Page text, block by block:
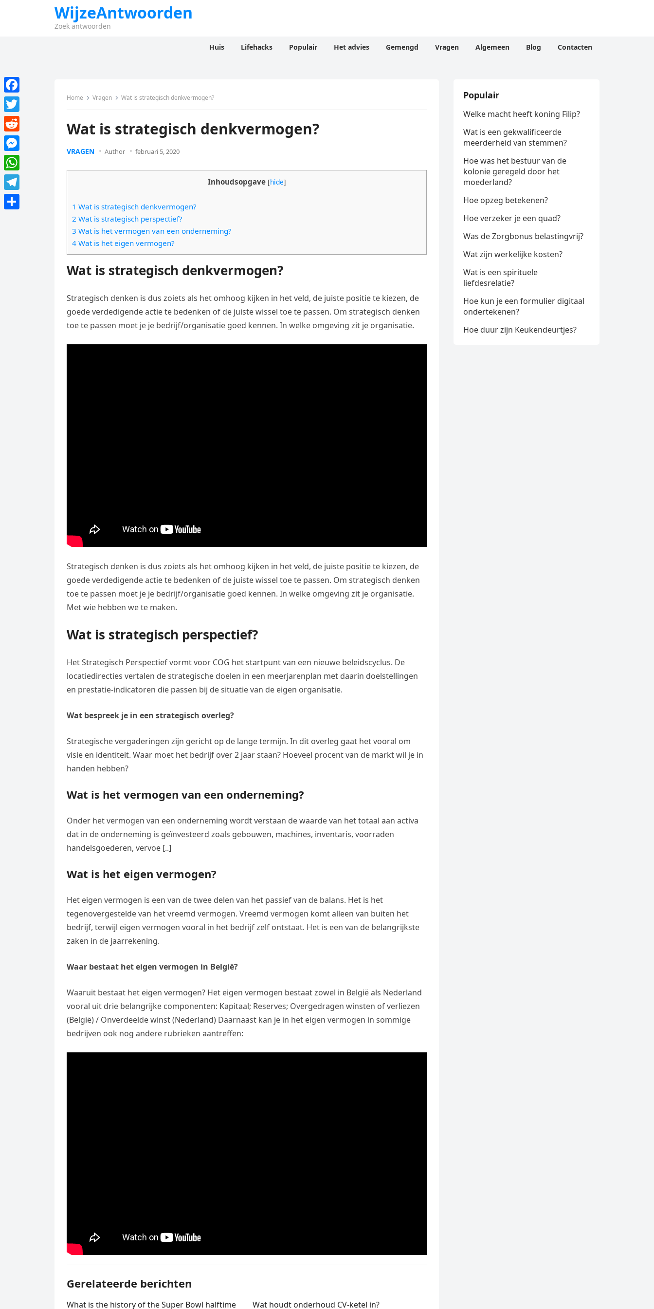
WijzeAntwoorden
Zoek antwoorden
Huis Lifehacks Populair Het advies Gemengd Vragen Algemeen Blog Contacten
Home Vragen Wat is strategisch denkvermogen?
Wat is strategisch denkvermogen?
VRAGEN Author februari 5, 2020
Inhoudsopgave [hide]
1 Wat is strategisch denkvermogen?
2 Wat is strategisch perspectief?
3 Wat is het vermogen van een onderneming?
4 Wat is het eigen vermogen?
Wat is strategisch denkvermogen?
Strategisch denken is dus zoiets als het omhoog kijken in het veld, de juiste positie te kiezen, de
goede verdedigende actie te bedenken of de juiste wissel toe te passen. Om strategisch denken
toe te passen moet je je bedrijf/organisatie goed kennen. In welke omgeving zit je organisatie.
Strategisch denken is dus zoiets als het omhoog kijken in het veld, de juiste positie te kiezen, de
goede verdedigende actie te bedenken of de juiste wissel toe te passen. Om strategisch denken
toe te passen moet je je bedrijf/organisatie goed kennen. In welke omgeving zit je organisatie.
Met wie hebben we te maken.
Wat is strategisch perspectief?
Het Strategisch Perspectief vormt voor COG het startpunt van een nieuwe beleidscyclus. De
locatiedirecties vertalen de strategische doelen in een meerjarenplan met daarin doelstellingen
en prestatie-indicatoren die passen bij de situatie van de eigen organisatie.
Wat bespreek je in een strategisch overleg?
Strategische vergaderingen zijn gericht op de lange termijn. In dit overleg gaat het vooral om
visie en identiteit. Waar moet het bedrijf over 2 jaar staan? Hoeveel procent van de markt wil je in
handen hebben?
Wat is het vermogen van een onderneming?
Onder het vermogen van een onderneming wordt verstaan de waarde van het totaal aan activa
dat in de onderneming is geïnvesteerd zoals gebouwen, machines, inventaris, voorraden
handelsgoederen, vervoe [..]
Wat is het eigen vermogen?
Het eigen vermogen is een van de twee delen van het passief van de balans. Het is het
tegenovergestelde van het vreemd vermogen. Vreemd vermogen komt alleen van buiten het
bedrijf, terwijl eigen vermogen vooral in het bedrijf zelf ontstaat. Het is een van de belangrijkste
zaken in de jaarrekening.
Waar bestaat het eigen vermogen in België?
Waaruit bestaat het eigen vermogen? Het eigen vermogen bestaat zowel in België als Nederland
vooral uit drie belangrijke componenten: Kapitaal; Reserves; Overgedragen winsten of verliezen
(België) / Onverdeelde winst (Nederland) Daarnaast kan je in het eigen vermogen in sommige
bedrijven ook nog andere rubrieken aantreffen:
Gerelateerde berichten
What is the history of the Super Bowl halftime Wat houdt onderhoud CV-ketel in?
Populair
Welke macht heeft koning Filip?
Wat is een gekwalificeerde
meerderheid van stemmen?
Hoe was het bestuur van de
kolonie geregeld door het
moederland?
Hoe opzeg betekenen?
Hoe verzeker je een quad?
Was de Zorgbonus belastingvrij?
Wat zijn werkelijke kosten?
Wat is een spirituele
liefdesrelatie?
Hoe kun je een formulier digitaal
ondertekenen?
Hoe duur zijn Keukendeurtjes?
F
a
c
e
b
o
o
k
T
w
i
t
t
e
R
e
d
d
M
e
s
s
W
h
a
T